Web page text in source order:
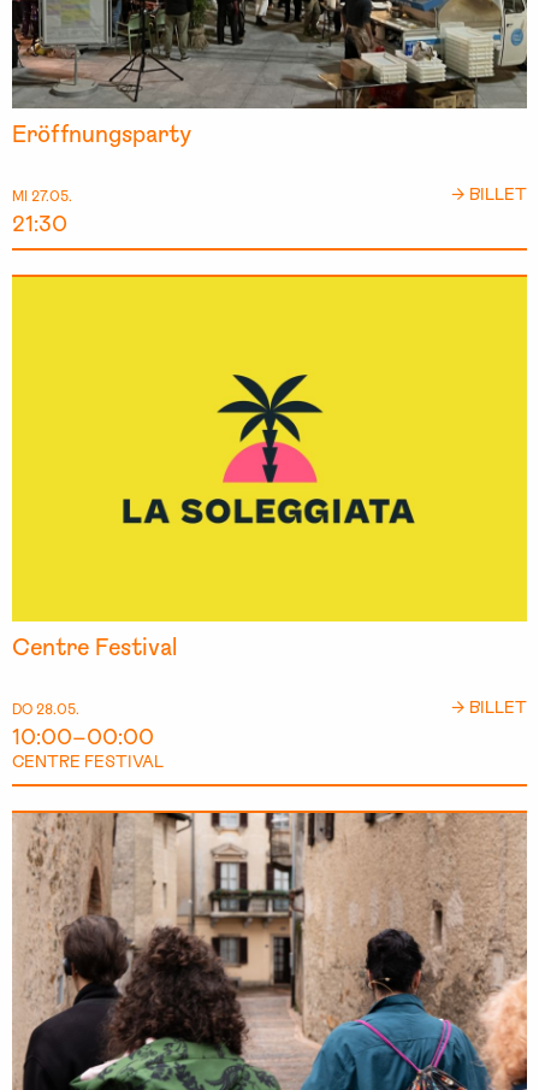
MI 27.05.
21:30
Eröffnungsparty
→ BILLET
DO 28.05.
10:00–00:00
CENTRE FESTIVAL
Centre Festival
→ BILLET